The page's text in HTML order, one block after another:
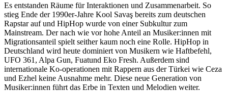
Es entstanden Räume für Interaktionen und Zusammenarbeit. So
stieg Ende der 1990er-Jahre Kool Savaş bereits zum deutschen
Rapstar auf und HipHop wurde von einer Subkultur zum
Mainstream. Der nach wie vor hohe Anteil an Musiker:innen mit
Migrationsanteil spielt seither kaum noch eine Rolle. HipHop in
Deutschland wird heute dominiert von Musikern wie Haftbefehl,
UFO 361, Alpa Gun, Fuatund Eko Fresh. Außerdem sind
internationale Ko-operationen mit Rappern aus der Türkei wie Ceza
und Ezhel keine Ausnahme mehr. Diese neue Generation von
Musiker:innen führt das Erbe in Texten und Melodien weiter.